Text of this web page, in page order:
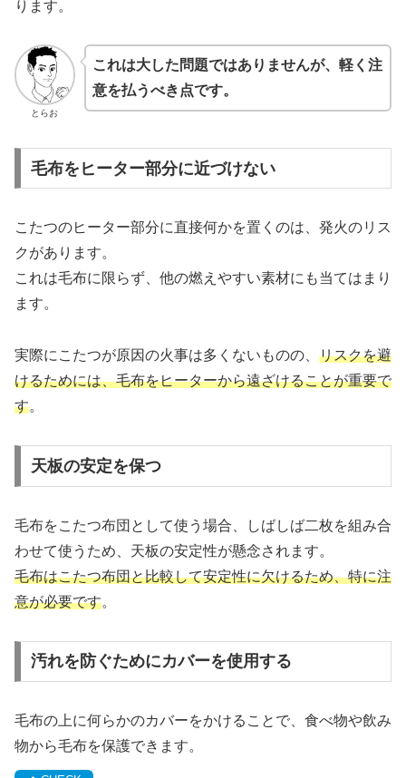
ります。
とらお
これは大した問題ではありませんが、軽く注
意を払うべき点です。
毛布をヒーター部分に近づけない
こたつのヒーター部分に直接何かを置くのは、発火のリス
クがあります。
これは毛布に限らず、他の燃えやすい素材にも当てはまり
ます。
実際にこたつが原因の火事は多くないものの、 リスクを避
けるためには、毛布をヒーターから遠ざけることが重要で
す。
天板の安定を保つ
毛布をこたつ布団として使う場合、しばしば二枚を組み合
わせて使うため、天板の安定性が懸念されます。
毛布はこたつ布団と比較して安定性に欠けるため、特に注
意が必要です。
汚れを防ぐためにカバーを使用する
毛布の上に何らかのカバーをかけることで、食べ物や飲み
物から毛布を保護できます。